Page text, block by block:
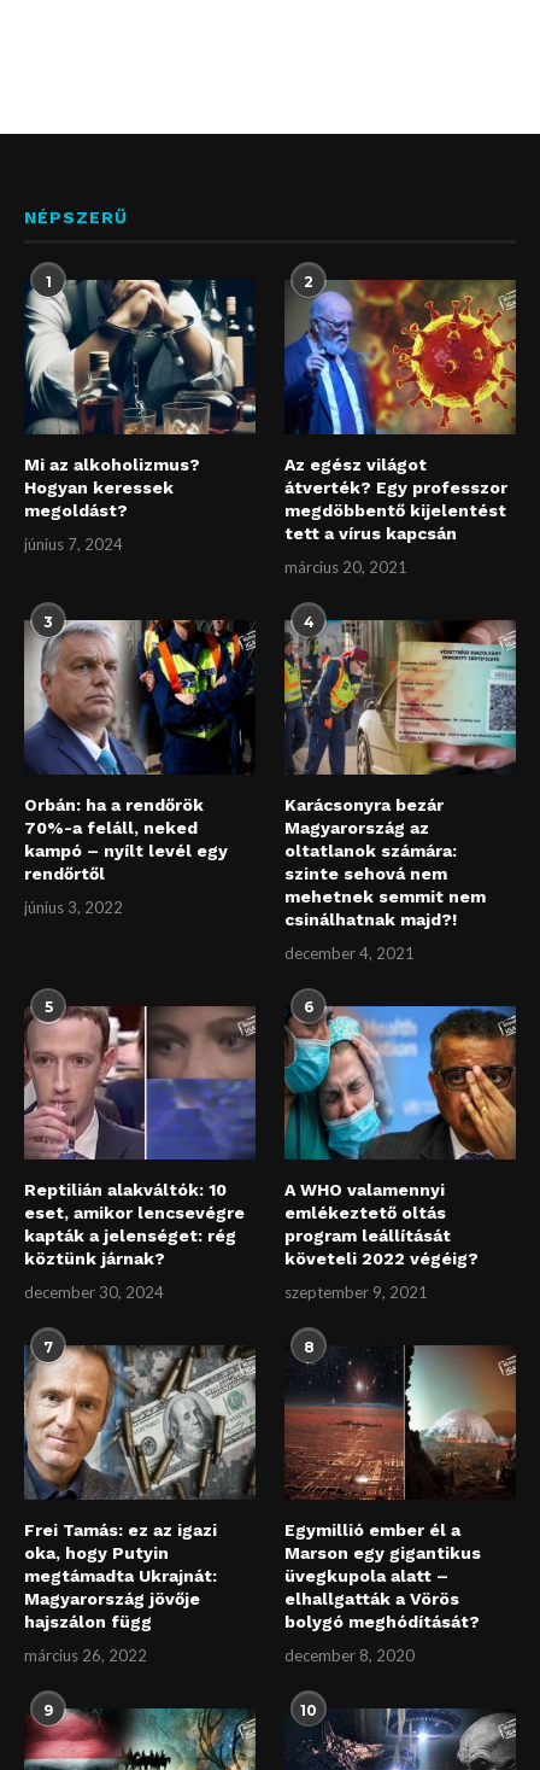
NÉPSZERŰ
1
Mi az alkoholizmus?
Hogyan keressek
megoldást?
június 7, 2024
2
Az egész világot
átverték? Egy professzor
megdöbbentő kijelentést
tett a vírus kapcsán
március 20, 2021
3
Orbán: ha a rendőrök
70%-a feláll, neked
kampó – nyílt levél egy
rendőrtől
június 3, 2022
4
Karácsonyra bezár
Magyarország az
oltatlanok számára:
szinte sehová nem
mehetnek semmit nem
csinálhatnak majd?!
december 4, 2021
5
Reptilián alakváltók: 10
eset, amikor lencsevégre
kapták a jelenséget: rég
köztünk járnak?
december 30, 2024
6
A WHO valamennyi
emlékeztető oltás
program leállítását
követeli 2022 végéig?
szeptember 9, 2021
7
Frei Tamás: ez az igazi
oka, hogy Putyin
megtámadta Ukrajnát:
Magyarország jövője
hajszálon függ
március 26, 2022
8
Egymillió ember él a
Marson egy gigantikus
üvegkupola alatt –
elhallgatták a Vörös
bolygó meghódítását?
december 8, 2020
9 10